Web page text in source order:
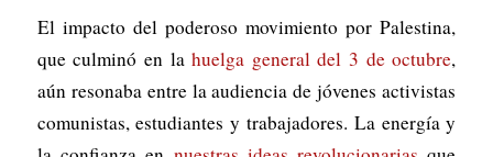
El impacto del poderoso movimiento por Palestina,
que culminó en lahuelga general del 3 de octubre,
aún resonaba entre la audiencia de jóvenes activistas
comunistas, estudiantes y trabajadores. La energía y